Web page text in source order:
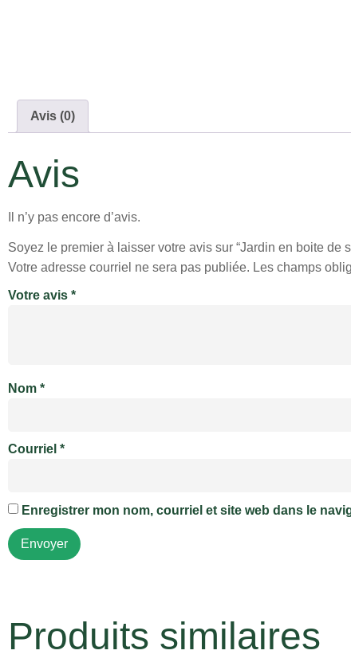
Avis (0)
Avis
Il n’y pas encore d’avis.
Soyez le premier à laisser votre avis sur “Jardin en boite de
Votre adresse courriel ne sera pas publiée. Les champs
Votre avis *
Nom *
Courriel *
Enregistrer mon nom, courriel et site web dans le
Produits similaires